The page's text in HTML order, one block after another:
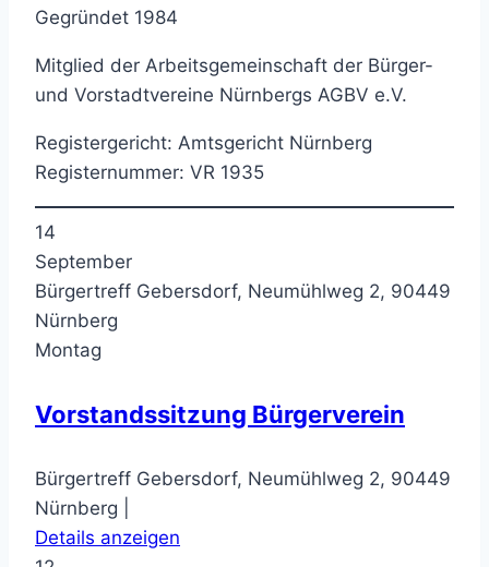
Gegründet 1984
Mitglied der Arbeitsgemeinschaft der Bürger-
und Vorstadtvereine Nürnbergs AGBV e.V.
Registergericht: Amtsgericht Nürnberg
Registernummer: VR 1935
14
September
Bürgertreff Gebersdorf, Neumühlweg 2, 90449
Nürnberg
Montag
Vorstandssitzung Bürgerverein
Bürgertreff Gebersdorf, Neumühlweg 2, 90449
Nürnberg |
Details anzeigen